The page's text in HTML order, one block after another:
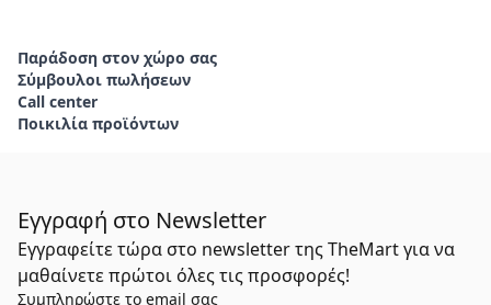
Παράδοση στον χώρο σας
Σύμβουλοι πωλήσεων
Call center
Ποικιλία προϊόντων
Εγγραφή στο Newsletter
Εγγραφείτε τώρα στο newsletter της TheMart για να
μαθαίνετε πρώτοι όλες τις προσφορές!
Συμπληρώστε το email σας